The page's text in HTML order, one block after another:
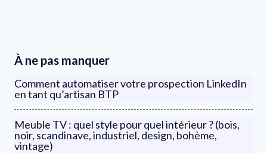
À ne pas manquer
Comment automatiser votre prospection LinkedIn
en tant qu’artisan BTP
Meuble TV : quel style pour quel intérieur ? (bois,
noir, scandinave, industriel, design, bohème,
vintage)